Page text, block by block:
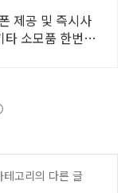
제공 및 즉시사
소모품 한번에
테고리의 다른 글